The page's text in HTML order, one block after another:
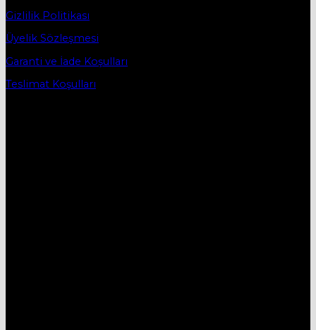
Gizlilik Politikası
Üyelik Sözleşmesi
Garanti ve İade Koşulları
Teslimat Koşulları